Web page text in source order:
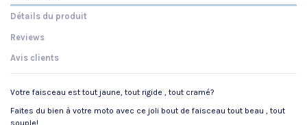
Détails du produit
Reviews
Avis clients
Votre faisceau est tout jaune, tout rigide , tout cramé?
Faites du bien à votre moto avec ce joli bout de faisceau tout beau , tout